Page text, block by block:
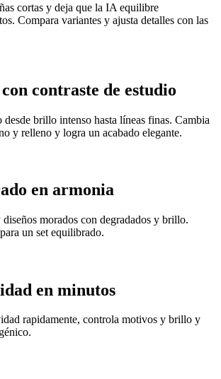
cortas y deja que la IA equilibre
Compara variantes y ajusta detalles con las
contraste de estudio
desde brillo intenso hasta líneas finas. Cambia
y relleno y logra un acabado elegante.
en armonia
morados con degradados y brillo.
un set equilibrado.
en minutos
rapidamente, controla motivos y brillo y